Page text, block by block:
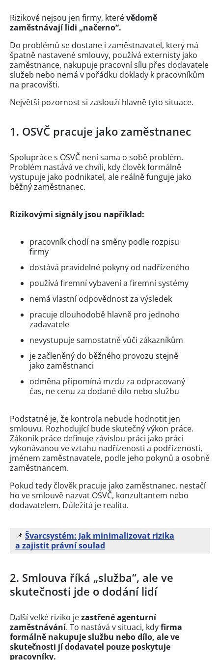
Rizikové nejsou jen firmy, kterévědomě
zaměstnávají lidi „načerno“.
Do problémů se dostane i zaměstnavatel, který má
špatně nastavené smlouvy, používá externisty jako
zaměstnance, nakupuje pracovní sílu přes dodavatele
služeb nebo nemá v pořádku doklady k pracovníkům
na pracovišti.
Největší pozornost si zaslouží hlavně tyto situace.
1. OSVČ pracuje jako zaměstnanec
Spolupráce s OSVČ není sama o sobě problém.
Problém nastává ve chvíli, kdy člověk formálně
vystupuje jako podnikatel, ale reálně funguje jako
běžný zaměstnanec.
Rizikovými signály jsou například:
pracovník chodí na směny podle rozpisu
firmy
dostává pravidelné pokyny od nadřízeného
používá firemní vybavení a firemní systémy
nemá vlastní odpovědnost za výsledek
pracuje dlouhodobě hlavně pro jednoho
zadavatele
nevystupuje samostatně vůči zákazníkům
je začleněný do běžného provozu stejně
jako zaměstnanci
odměna připomíná mzdu za odpracovaný
čas, ne cenu za dodané dílo nebo službu
Podstatné je, že kontrola nebude hodnotit jen
smlouvu. Rozhodující bude skutečný výkon práce.
Zákoník práce definuje závislou práci jako práci
vykonávanou ve vztahu nadřízenosti a podřízenosti,
jménem zaměstnavatele, podle jeho pokynů a osobně
zaměstnancem.
Pokud tedy člověk pracuje jako zaměstnanec, nestačí
ho ve smlouvě nazvat OSVČ, konzultantem nebo
dodavatelem. Důležitá je realita.
📌 Švarcsystém: Jak minimalizovat rizika
a zajistit právní soulad
2. Smlouva říká „služba“, ale ve
skutečnosti jde o dodání lidí
Další velké riziko jezastřené agenturní
zaměstnávání. To nastává v situaci, kdyfirma
formálně nakupuje službu nebo dílo, ale ve
skutečnosti jí dodavatel pouze poskytuje
pracovníky.